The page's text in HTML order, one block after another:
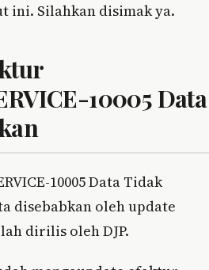
ini. Silahkan disimak ya.
10005 Data
10005 Data Tidak
disebabkan oleh update
dirilis oleh DJP.